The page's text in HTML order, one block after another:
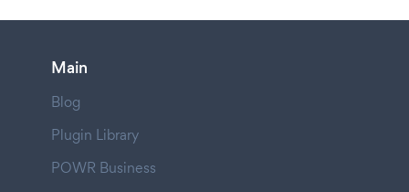
Main
Blog
Plugin Library
POWR Business